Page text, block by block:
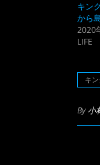
有
(新
し
い
で
開
キン
から
2020
LIFE
キ
By 小